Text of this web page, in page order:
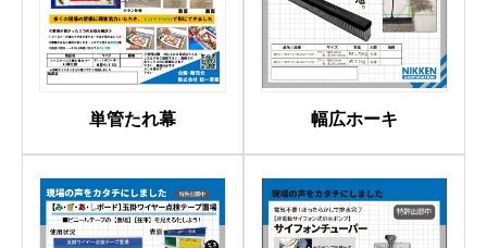
単管たれ幕 幅広ホーキ